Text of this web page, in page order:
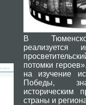
В
реализуется
потомки
на изучение
Победы,
историческим
страны и